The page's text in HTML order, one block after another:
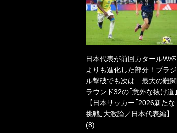
日本代表が前回カタールW杯
よりも進化した部分！ブラジ
ル撃破でも次は…最大の難関
ラウンド32の｢意外な抜け道｣
【日本サッカー｢2026新たな
挑戦｣大激論／日本代表編】
(8)